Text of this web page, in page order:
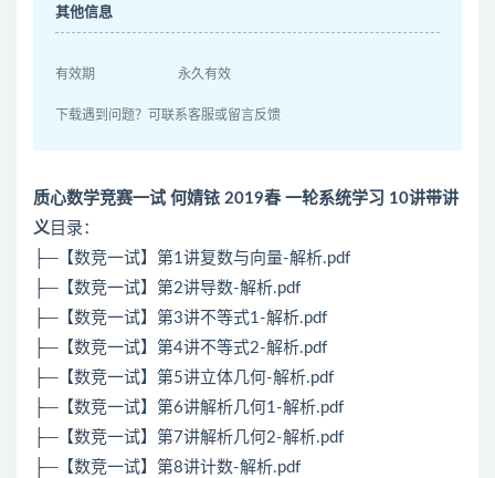
其他信息
有效期 永久有效
下载遇到问题？可联系客服或留言反馈
质心数学竞赛一试 何婧铱 2019春 一轮系统学习 10讲带讲
义 目录：
├─【数竞一试】第1讲复数与向量-解析.pdf
├─【数竞一试】第2讲导数-解析.pdf
├─【数竞一试】第3讲不等式1-解析.pdf
├─【数竞一试】第4讲不等式2-解析.pdf
├─【数竞一试】第5讲立体几何-解析.pdf
├─【数竞一试】第6讲解析几何1-解析.pdf
├─【数竞一试】第7讲解析几何2-解析.pdf
├─【数竞一试】第8讲计数-解析.pdf